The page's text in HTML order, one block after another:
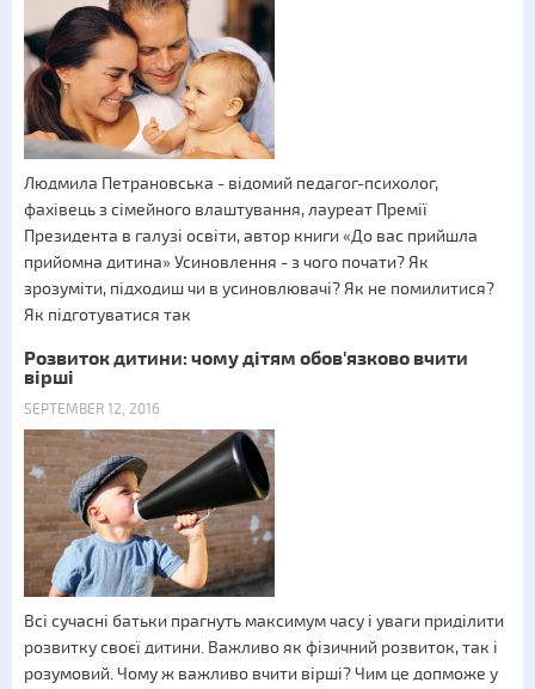
Людмила Петрановська - відомий педагог-психолог,
фахівець з сімейного влаштування, лауреат Премії
Президента в галузі освіти, автор книги «До вас прийшла
прийомна дитина» Усиновлення - з чого почати? Як
зрозуміти, підходиш чи в усиновлювачі? Як не помилитися?
Як підготуватися так
Розвиток дитини: чому дітям обов'язково вчити
вірші
SEPTEMBER 12, 2016
Всі сучасні батьки прагнуть максимум часу і уваги приділити
розвитку своєї дитини. Важливо як фізичний розвиток, так і
розумовий. Чому ж важливо вчити вірші? Чим це допможе у